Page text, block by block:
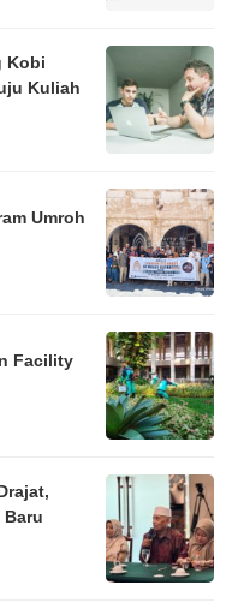
Kobi
Kuliah
Umroh
Facility
Baru